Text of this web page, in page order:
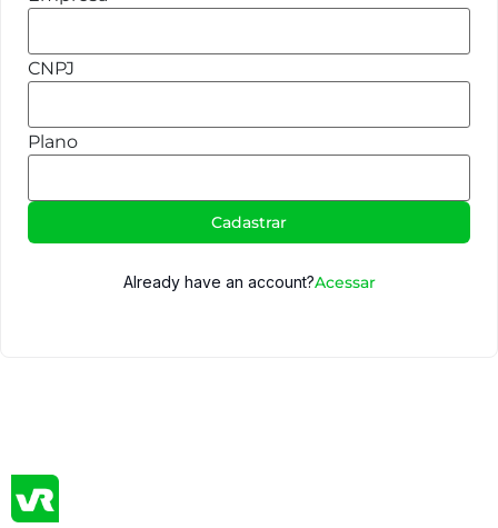
CNPJ
Plano
Cadastrar
Already have an account?Acessar